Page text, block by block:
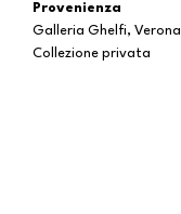
Provenienza
Galleria Ghelfi, Verona
Collezione privata